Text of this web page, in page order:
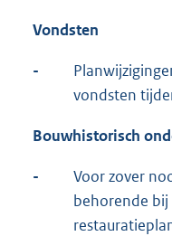
Vondsten
-
vondsten
Bouwhistorisch
-
Voor zover
behorende bij